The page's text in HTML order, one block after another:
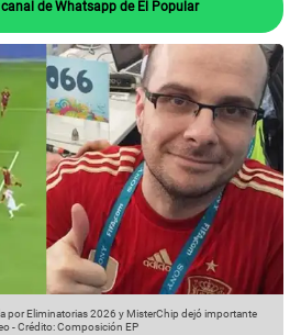
de Whatsapp de El Popular
por Eliminatorias 2026 y MisterChip dejó importante
-Crédito: Composición EP